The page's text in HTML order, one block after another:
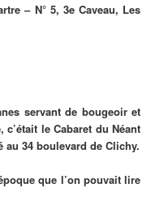
– N° 5, 3e Caveau, Les
servant de bougeoir et
le Cabaret du Néant
au 34 boulevard de Clichy.
que l’on pouvait lire